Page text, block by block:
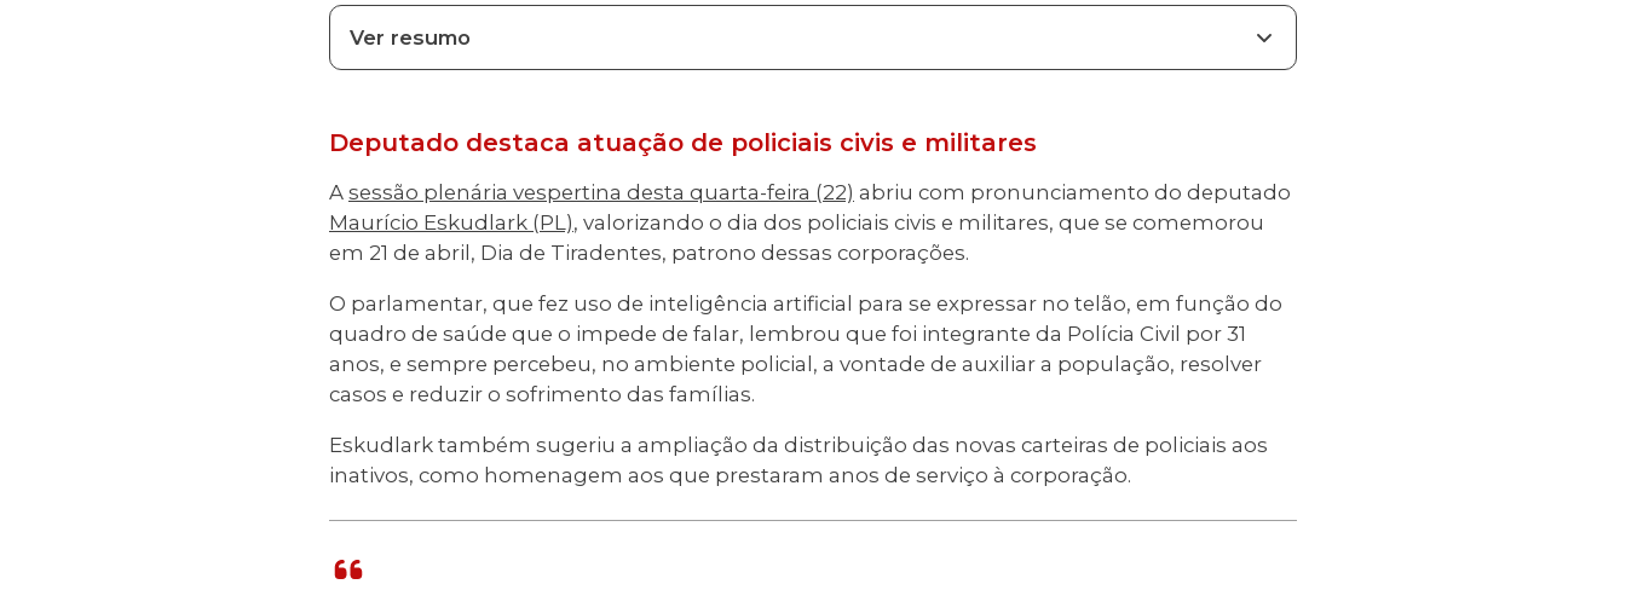
Ver resumo
Deputado destaca atuação de policiais civis e militares
A sessão plenária vespertina desta quarta-feira (22) abriu com pronunciamento do deputado
Maurício Eskudlark (PL), valorizando o dia dos policiais civis e militares, que se comemorou
em 21 de abril, Dia de Tiradentes, patrono dessas corporações.
O parlamentar, que fez uso de inteligência artificial para se expressar no telão, em função do
quadro de saúde que o impede de falar, lembrou que foi integrante da Polícia Civil por 31
anos, e sempre percebeu, no ambiente policial, a vontade de auxiliar a população, resolver
casos e reduzir o sofrimento das famílias.
Eskudlark também sugeriu a ampliação da distribuição das novas carteiras de policiais aos
inativos, como homenagem aos que prestaram anos de serviço à corporação.